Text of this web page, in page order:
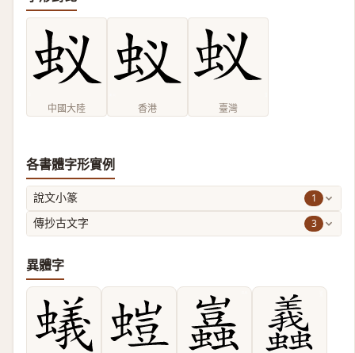
中國大陸 香港 臺灣
各書體字形實例
說文小篆 1
傳抄古文字 3
異體字